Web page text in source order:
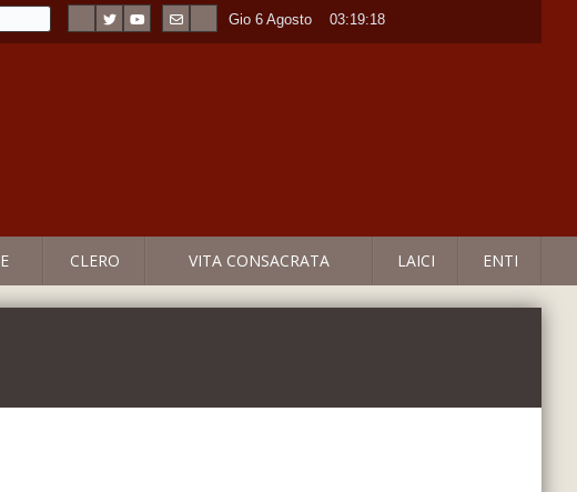
Gio 6 Agosto ----03:19:19
CLERO VITA CONSACRATA LAICI ENTI